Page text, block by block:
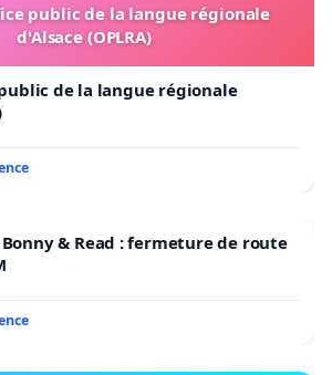
public de la langue régionale
d'Alsace (OPLRA)
de la langue régionale
& Read : fermeture de route